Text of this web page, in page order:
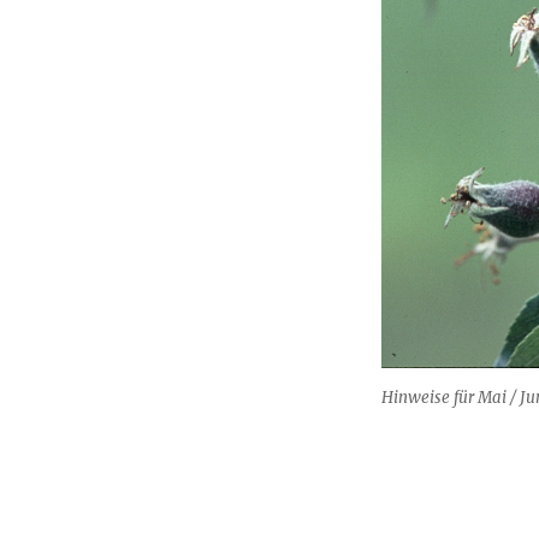
Hinweise für Mai /